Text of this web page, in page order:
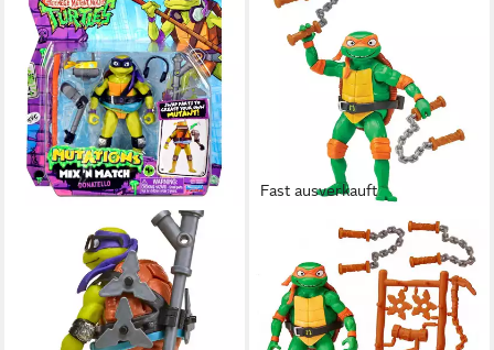
PLAYMATES TOYS
Actionfigur Die Abenteuer
der Teenage Mutant Ninja
Turtles Mix 'n Match
Actionfigu
Fast ausverkauft
PLAYMATES TOYS
Actionfigur Mutant Mayhem
10cm Figur, (inkl. Waffe im
filmgetreuen Design), TMNT
Figur: Michelangelo